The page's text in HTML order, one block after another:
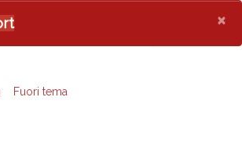
×
Fuori tema